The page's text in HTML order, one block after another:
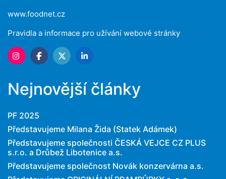
www.foodnet.cz
Pravidla a informace pro užívání webové stránky
Nejnovější články
PF 2025
Představujeme Milana Žida (Statek Adámek)
Představujeme společnosti ČESKÁ VEJCE CZ PLUS
s.r.o. a Drůbež Libotenice a.s.
Představujeme společnost Novák konzervárna a.s.